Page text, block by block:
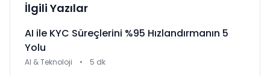
İlgili Yazılar
AI ile KYC Süreçlerini %95 Hızlandırmanın 5
Yolu
AI & Teknoloji • 5 dk